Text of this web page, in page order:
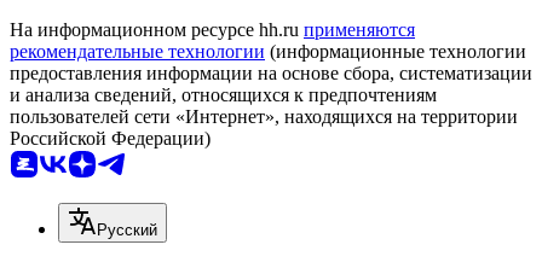
На информационном ресурсе hh.ru применяются
рекомендательные технологии (информационные технологии
предоставления информации на основе сбора, систематизации
и анализа сведений, относящихся к предпочтениям
пользователей сети «Интернет», находящихся на территории
Российской Федерации)
Русский